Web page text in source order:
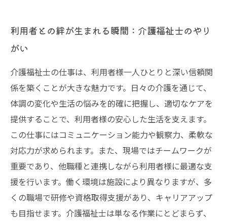
利用者との絆が生まれる瞬間：介護福祉士のやり
がい
介護福祉士の仕事は、利用者様一人ひとりと深い信頼関
係を築くことが大きな魅力です。日々の介護を通じて、
体調の変化や生活の悩みを的確に把握し、適切なケアを
提供することで、利用者様の安心した生活を支えます。
この仕事にはコミュニケーション能力や観察力、柔軟な
対応力が求められます。また、現場ではチームワークが
重要であり、他職種と連携しながら利用者様に最適な支
援を行います。働く環境は施設により異なりますが、多
くの職場で研修や資格取得支援があり、キャリアアップ
も目指せます。介護福祉士は単なる作業にとどまらず、